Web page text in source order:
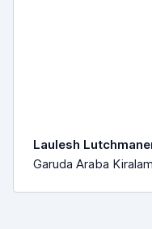
Laulesh
Garuda Araba